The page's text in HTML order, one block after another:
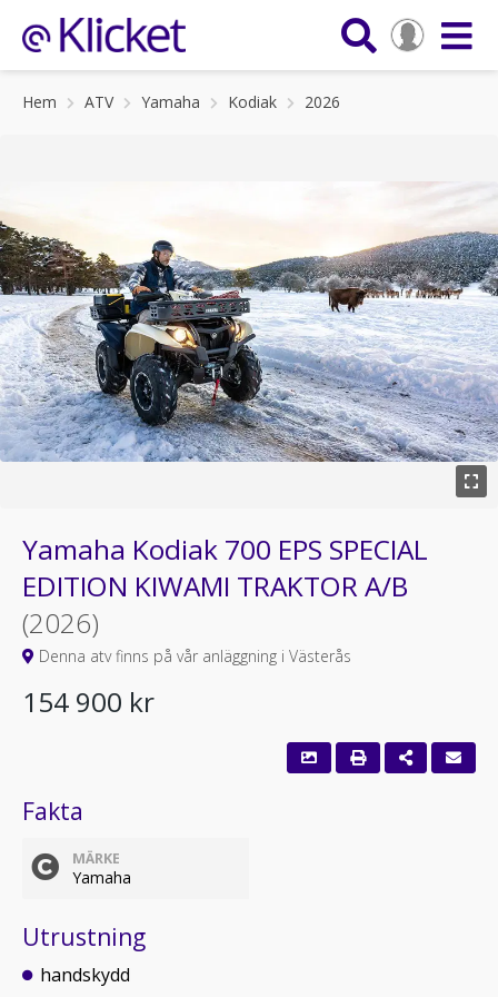
Hem ATV Yamaha Kodiak 2026
Yamaha Kodiak 700 EPS SPECIAL
EDITION KIWAMI TRAKTOR A/B
(2026)
Denna atv finns på vår anläggning i Västerås
154 900 kr
Fakta
MÄRKE
Yamaha
Utrustning
handskydd